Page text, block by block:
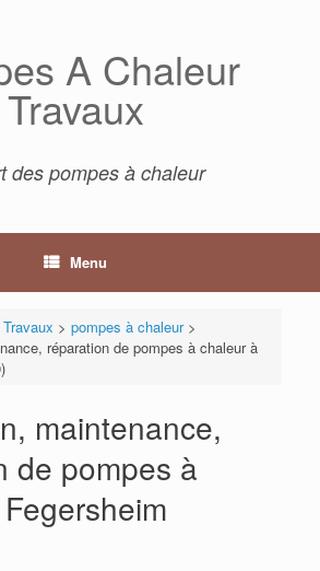
A Chaleur
Travaux
des pompes à chaleur
Menu
> pompes à chaleur>
réparation de pompes à chaleur à
maintenance,
de pompes à